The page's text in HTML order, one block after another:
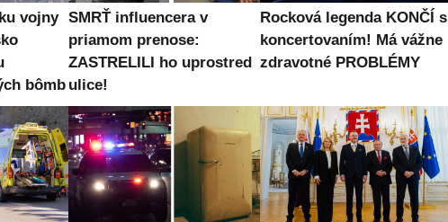
vojny
bômb
SMRŤ influencera v
priamom prenose:
ZASTRELILI ho uprostred
ulice!
Rocková legenda KONČÍ s
koncertovaním! Má vážne
zdravotné PROBLÉMY